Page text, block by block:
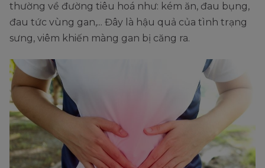
thường về đường tiêu hoá như: kém ăn, đau bụng,
đau tức vùng gan,... Đây là hậu quả của tình trạng
sưng, viêm khiến màng gan bị căng ra.